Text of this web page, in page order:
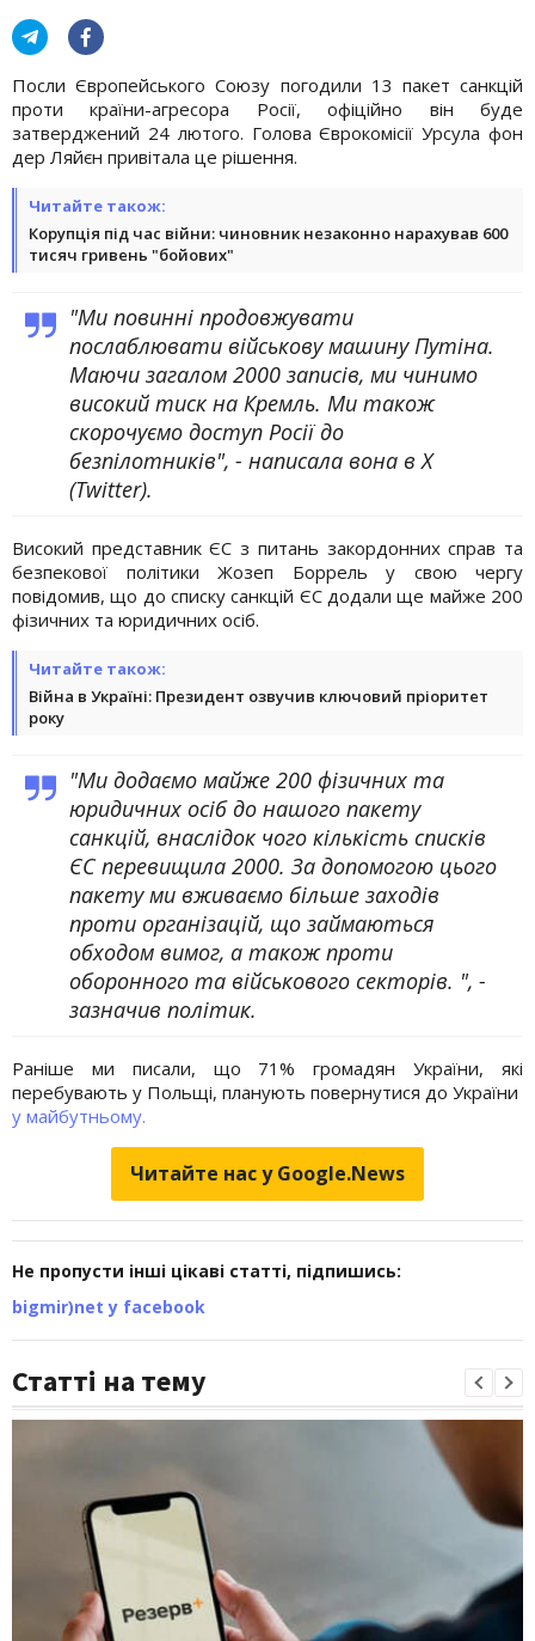
Посли Європейського Союзу погодили 13 пакет санкцій
проти країни-агресора Росії, офіційно він буде
затверджений 24 лютого. Голова Єврокомісії Урсула фон
дер Ляйєн привітала це рішення.
Читайте також:
Корупція під час війни: чиновник незаконно нарахував 600
тисяч гривень "бойових"
"Ми повинні продовжувати
послаблювати військову машину Путіна.
Маючи загалом 2000 записів, ми чинимо
високий тиск на Кремль. Ми також
скорочуємо доступ Росії до
безпілотників", - написала вона в Х
(Twitter).
Високий представник ЄС з питань закордонних справ та
безпекової політики Жозеп Боррель у свою чергу
повідомив, що до списку санкцій ЄС додали ще майже 200
фізичних та юридичних осіб.
Читайте також:
Війна в Україні: Президент озвучив ключовий пріоритет
року
"Ми додаємо майже 200 фізичних та
юридичних осіб до нашого пакету
санкцій, внаслідок чого кількість списків
ЄС перевищила 2000. За допомогою цього
пакету ми вживаємо більше заходів
проти організацій, що займаються
обходом вимог, а також проти
оборонного та військового секторів. ", -
зазначив політик.
Раніше ми писали, що 71% громадян України, які
перебувають у Польщі, планують повернутися до України
у майбутньому.
Читайте нас у Google.News
Не пропусти інші цікаві статті, підпишись:
bigmir)net у facebook
Статті на тему